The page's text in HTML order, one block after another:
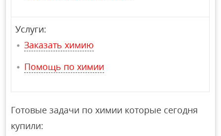
Услуги:
Заказать химию
Помощь по химии
Готовые задачи по химии которые сегодня
купили: